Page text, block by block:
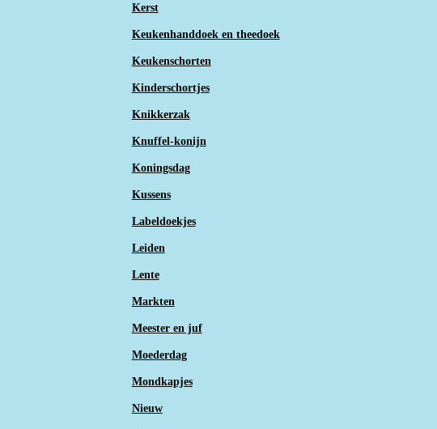
Kerst
Keukenhanddoek en theedoek
Keukenschorten
Kinderschortjes
Knikkerzak
Knuffel-konijn
Koningsdag
Kussens
Labeldoekjes
Leiden
Lente
Markten
Meester en juf
Moederdag
Mondkapjes
Nieuw